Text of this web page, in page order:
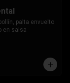
PALITOS
palta)
en cibullette.
en
palta envuelto
en salsa
PALITOS